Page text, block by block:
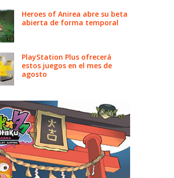
Heroes of Anirea abre su beta
abierta de forma temporal
PlayStation Plus ofrecerá
estos juegos en el mes de
agosto